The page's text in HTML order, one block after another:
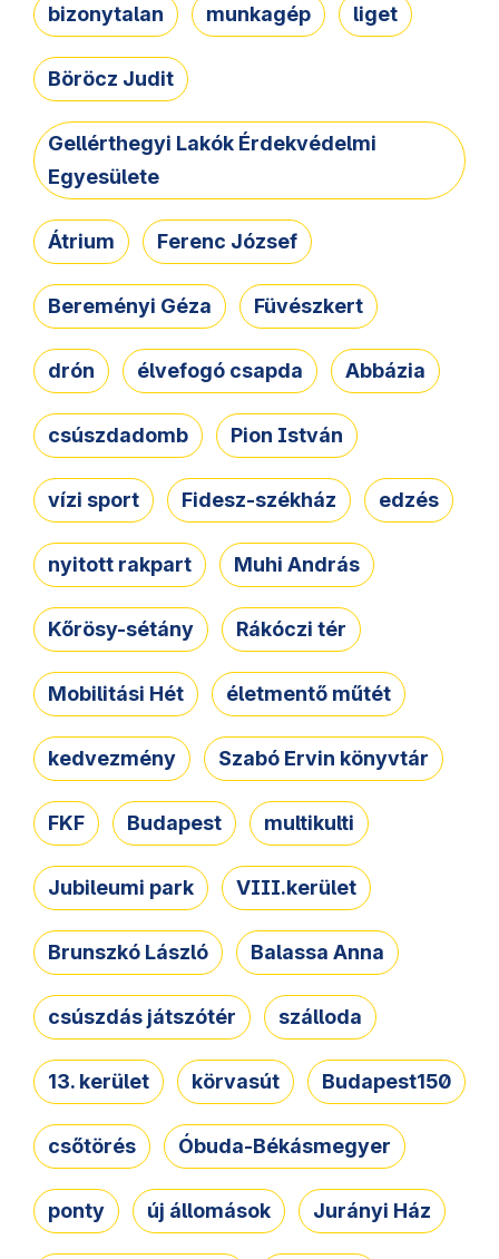
bizonytalan munkagép liget
Böröcz Judit
Gellérthegyi Lakók Érdekvédelmi
Egyesülete
Átrium Ferenc József
Bereményi Géza Füvészkert
drón élvefogó csapda Abbázia
csúszdadomb Pion István
vízi sport Fidesz-székház edzés
nyitott rakpart Muhi András
Kőrösy-sétány Rákóczi tér
Mobilitási Hét életmentő műtét
kedvezmény Szabó Ervin könyvtár
FKF Budapest multikulti
Jubileumi park VIII.kerület
Brunszkó László Balassa Anna
csúszdás játszótér szálloda
13. kerület körvasút Budapest150
csőtörés Óbuda-Békásmegyer
ponty új állomások Jurányi Ház